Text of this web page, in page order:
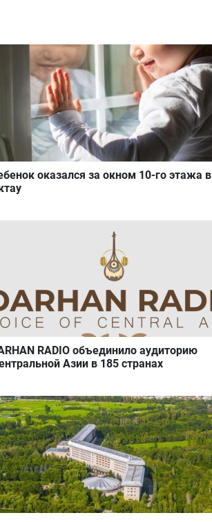
оказался за окном 10-го этажа в
RADIO объединило аудиторию
Азии в 185 странах